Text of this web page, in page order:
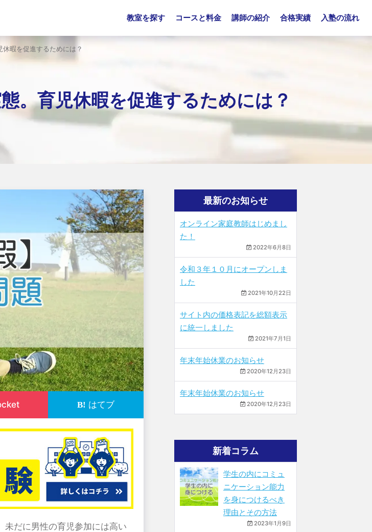
教室を探す コースと料金 講師の紹介 合格実績 入塾の流れ
暇を促進するためには？
。育児休暇を促進するためには？
はてブ
未だに男性の育児参加には高い
最新のお知らせ
オンライン家庭教師はじめまし
た！
2022年6月8日
令和３年１０月にオープンしま
した
2021年10月22日
サイト内の価格表記を総額表示
に統一しました
2021年7月1日
年末年始休業のお知らせ
2020年12月23日
年末年始休業のお知らせ
2020年12月23日
新着コラム
学生の内にコミュ
ニケーション能力
を身につけるべき
理由とその方法
2023年1月9日